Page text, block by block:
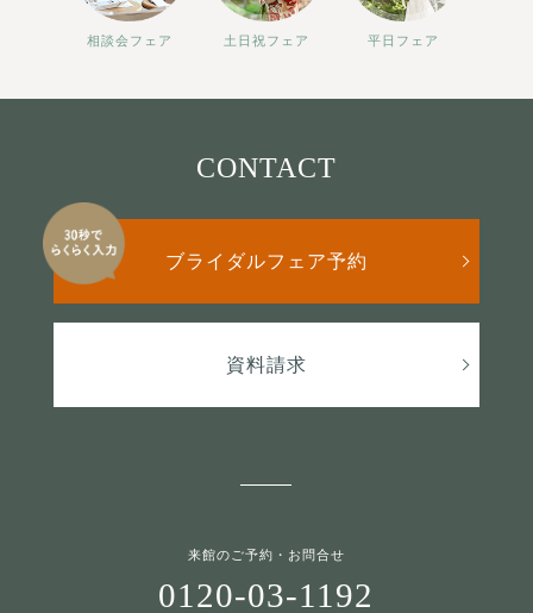
相談会フェア 土日祝フェア 平日フェア
CONTACT
ブライダルフェア予約
資料請求
来館のご予約・お問合せ
0120-03-1192